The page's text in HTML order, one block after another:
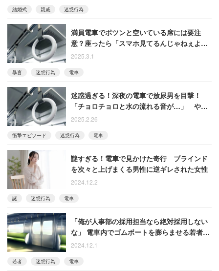
結婚式 親戚 迷惑行為
満員電車でポツンと空いている席には要注
意？座ったら「スマホ見てるんじゃねぇよ！
ボケ！」いきなり“おじさん”に怒鳴られて…
2025.3.1
暴言 迷惑行為 電車
迷惑過ぎる！深夜の電車で放尿男を目撃！
「チョロチョロと水の流れる音が…」 やば
い！と感じて他の車両に逃げた女性
2025.2.26
衝撃エピソード 迷惑行為 電車
謎すぎる！電車で見かけた奇行 ブラインド
を次々と上げまくる男性に逆ギレされた女性
2024.12.2
謎 迷惑行為 電車
「俺が人事部の採用担当なら絶対採用しない
な」 電車内でゴムボートを膨らませる若者た
ちに呆れた男性
2024.12.1
若者 迷惑行為 電車